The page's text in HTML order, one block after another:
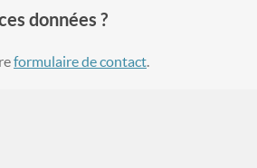
données ?
formulaire de contact.